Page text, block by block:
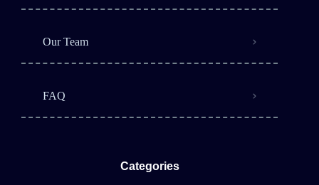
Our Team
FAQ
Categories